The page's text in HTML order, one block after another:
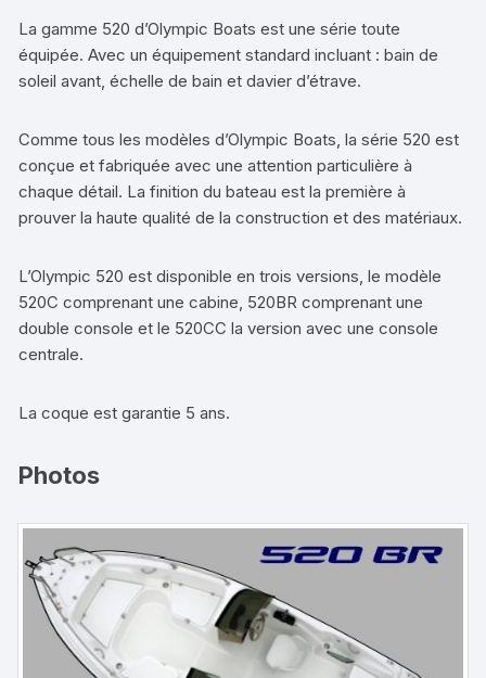
La gamme 520 d’Olympic Boats est une série toute
équipée. Avec un équipement standard incluant : bain de
soleil avant, échelle de bain et davier d’étrave.
Comme tous les modèles d’Olympic Boats, la série 520 est
conçue et fabriquée avec une attention particulière à
chaque détail. La finition du bateau est la première à
prouver la haute qualité de la construction et des matériaux.
L’Olympic 520 est disponible en trois versions, le modèle
520C comprenant une cabine, 520BR comprenant une
double console et le 520CC la version avec une console
centrale.
La coque est garantie 5 ans.
Photos